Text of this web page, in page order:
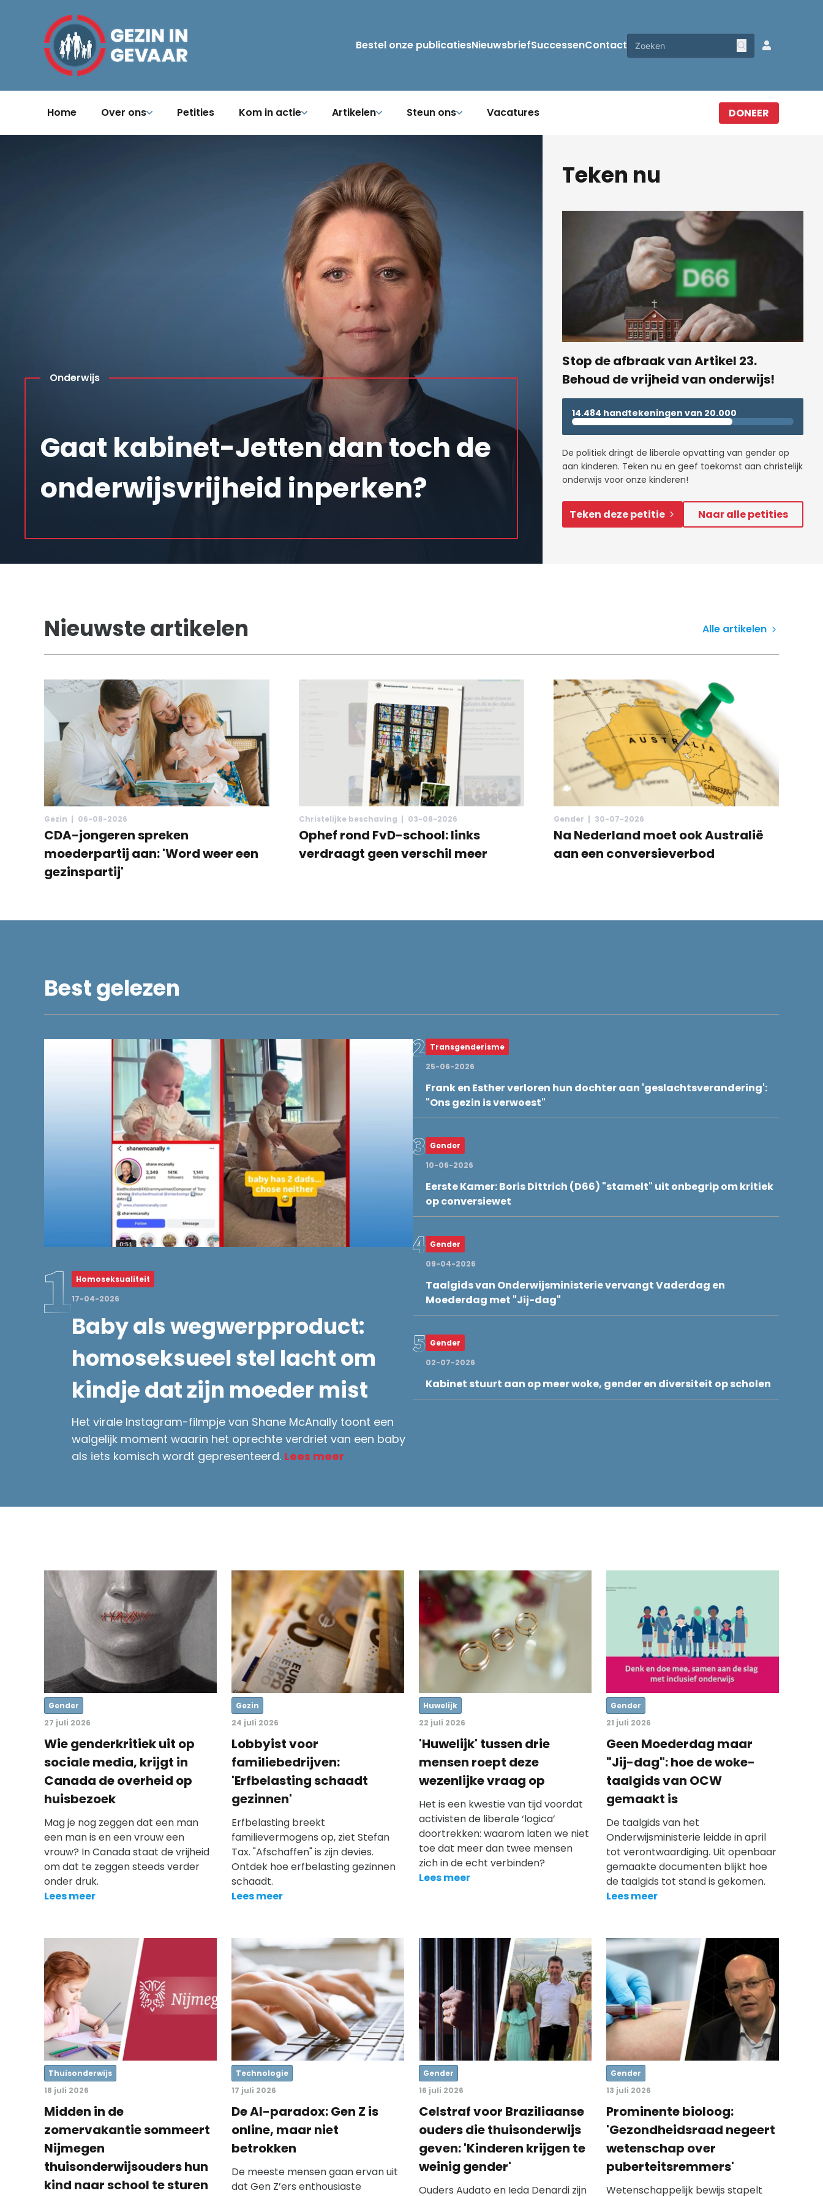
Bestel onze publicatiesNieuwsbriefSuccessenContact
Home Over ons Petities Kom in actie Artikelen Steun ons Vacatures DONEER
Onderwijs
Gaat kabinet-Jetten dan toch de
onderwijsvrijheid inperken?
Teken nu
Stop de afbraak van Artikel 23.
Behoud de vrijheid van onderwijs!
14.484 handtekeningen van 20.000
De politiek dringt de liberale opvatting van gender op
aan kinderen. Teken nu en geef toekomst aan christelijk
onderwijs voor onze kinderen!
Teken deze petitie Naar alle petities
Nieuwste artikelen Alle artikelen
Gezin | 06-08-2026
CDA-jongeren spreken
moederpartij aan: 'Word weer een
gezinspartij'
Christelijke beschaving | 03-08-2026
Ophef rond FvD-school: links
verdraagt geen verschil meer
Gender | 30-07-2026
Na Nederland moet ook Australië
aan een conversieverbod
Best gelezen
Homoseksualiteit
17-04-2026
Baby als wegwerpproduct:
homoseksueel stel lacht om
kindje dat zijn moeder mist
Het virale Instagram-filmpje van Shane McAnally toont een
walgelijk moment waarin het oprechte verdriet van een baby
als iets komisch wordt gepresenteerd. Lees meer
Transgenderisme
25-06-2026
Frank en Esther verloren hun dochter aan 'geslachtsverandering':
"Ons gezin is verwoest"
Gender
10-06-2026
Eerste Kamer: Boris Dittrich (D66) "stamelt" uit onbegrip om kritiek
op conversiewet
Gender
09-04-2026
Taalgids van Onderwijsministerie vervangt Vaderdag en
Moederdag met "Jij-dag"
Gender
02-07-2026
Kabinet stuurt aan op meer woke, gender en diversiteit op scholen
Gender
27 juli 2026
Wie genderkritiek uit op
sociale media, krijgt in
Canada de overheid op
huisbezoek
Mag je nog zeggen dat een man
een man is en een vrouw een
vrouw? In Canada staat de vrijheid
om dat te zeggen steeds verder
onder druk.
Lees meer
Gezin
24 juli 2026
Lobbyist voor
familiebedrijven:
'Erfbelasting schaadt
gezinnen'
Erfbelasting breekt
familievermogens op, ziet Stefan
Tax. "Afschaffen" is zijn devies.
Ontdek hoe erfbelasting gezinnen
schaadt.
Lees meer
Huwelijk
22 juli 2026
'Huwelijk' tussen drie
mensen roept deze
wezenlijke vraag op
Het is een kwestie van tijd voordat
activisten de liberale ‘logica’
doortrekken: waarom laten we niet
toe dat meer dan twee mensen
zich in de echt verbinden?
Lees meer
Gender
21 juli 2026
Geen Moederdag maar
"Jij-dag": hoe de woke-
taalgids van OCW
gemaakt is
De taalgids van het
Onderwijsministerie leidde in april
tot verontwaardiging. Uit openbaar
gemaakte documenten blijkt hoe
de taalgids tot stand is gekomen.
Lees meer
Thuisonderwijs
18 juli 2026
Midden in de
zomervakantie sommeert
Nijmegen
thuisonderwijsouders hun
kind naar school te sturen
Technologie
17 juli 2026
De AI-paradox: Gen Z is
online, maar niet
betrokken
De meeste mensen gaan ervan uit
dat Gen Z’ers enthousiaste
Gender
16 juli 2026
Celstraf voor Braziliaanse
ouders die thuisonderwijs
geven: 'Kinderen krijgen te
weinig gender'
Ouders Audato en Ieda Denardi zijn
Gender
13 juli 2026
Prominente bioloog:
'Gezondheidsraad negeert
wetenschap over
puberteitsremmers'
Wetenschappelijk bewijs stapelt